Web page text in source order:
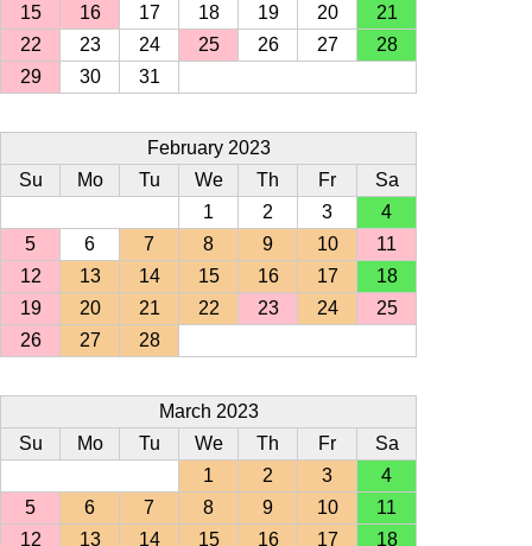
15
16 17 18 19 20
21
22
23 24 25 26 27
28
29
30 31
February 2023
Su
Mo Tu We Th Fr
Sa
1
2 3
4
5
6 7 8 9 10
11
12
13 14 15 16 17
18
19
20 21 22 23 24
25
26
27 28
March 2023
Su
Mo Tu We Th Fr
Sa
1
2 3
4
5
6 7 8 9 10
11
12
13 14 15 16 17 18